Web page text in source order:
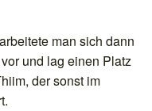
man sich dann
und lag einen Platz
der sonst im